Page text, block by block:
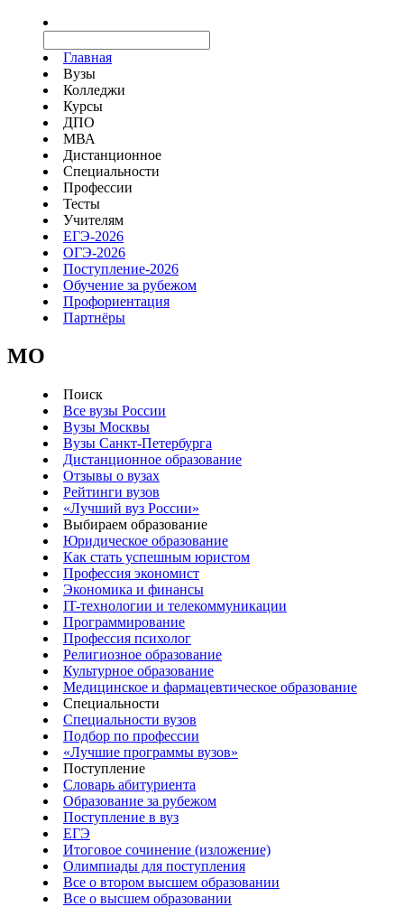
Главная
Вузы
Колледжи
Курсы
ДПО
МВА
Дистанционное
Специальности
Профессии
Тесты
Учителям
ЕГЭ-2026
ОГЭ-2026
Поступление-2026
Обучение за рубежом
Профориентация
Партнёры
MO
Поиск
Все вузы России
Вузы Москвы
Вузы Санкт-Петербурга
Дистанционное образование
Отзывы о вузах
Рейтинги вузов
«Лучший вуз России»
Выбираем образование
Юридическое образование
Как стать успешным юристом
Профессия экономист
Экономика и финансы
IT-технологии и телекоммуникации
Программирование
Профессия психолог
Религиозное образование
Культурное образование
Медицинское и фармацевтическое образование
Специальности
Специальности вузов
Подбор по профессии
«Лучшие программы вузов»
Поступление
Словарь абитуриента
Образование за рубежом
Поступление в вуз
ЕГЭ
Итоговое сочинение (изложение)
Олимпиады для поступления
Все о втором высшем образовании
Все о высшем образовании